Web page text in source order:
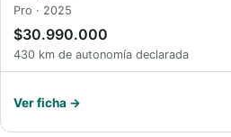
Pro · 2025
$30.990.000
430 km de autonomía declarada
Ver ficha →